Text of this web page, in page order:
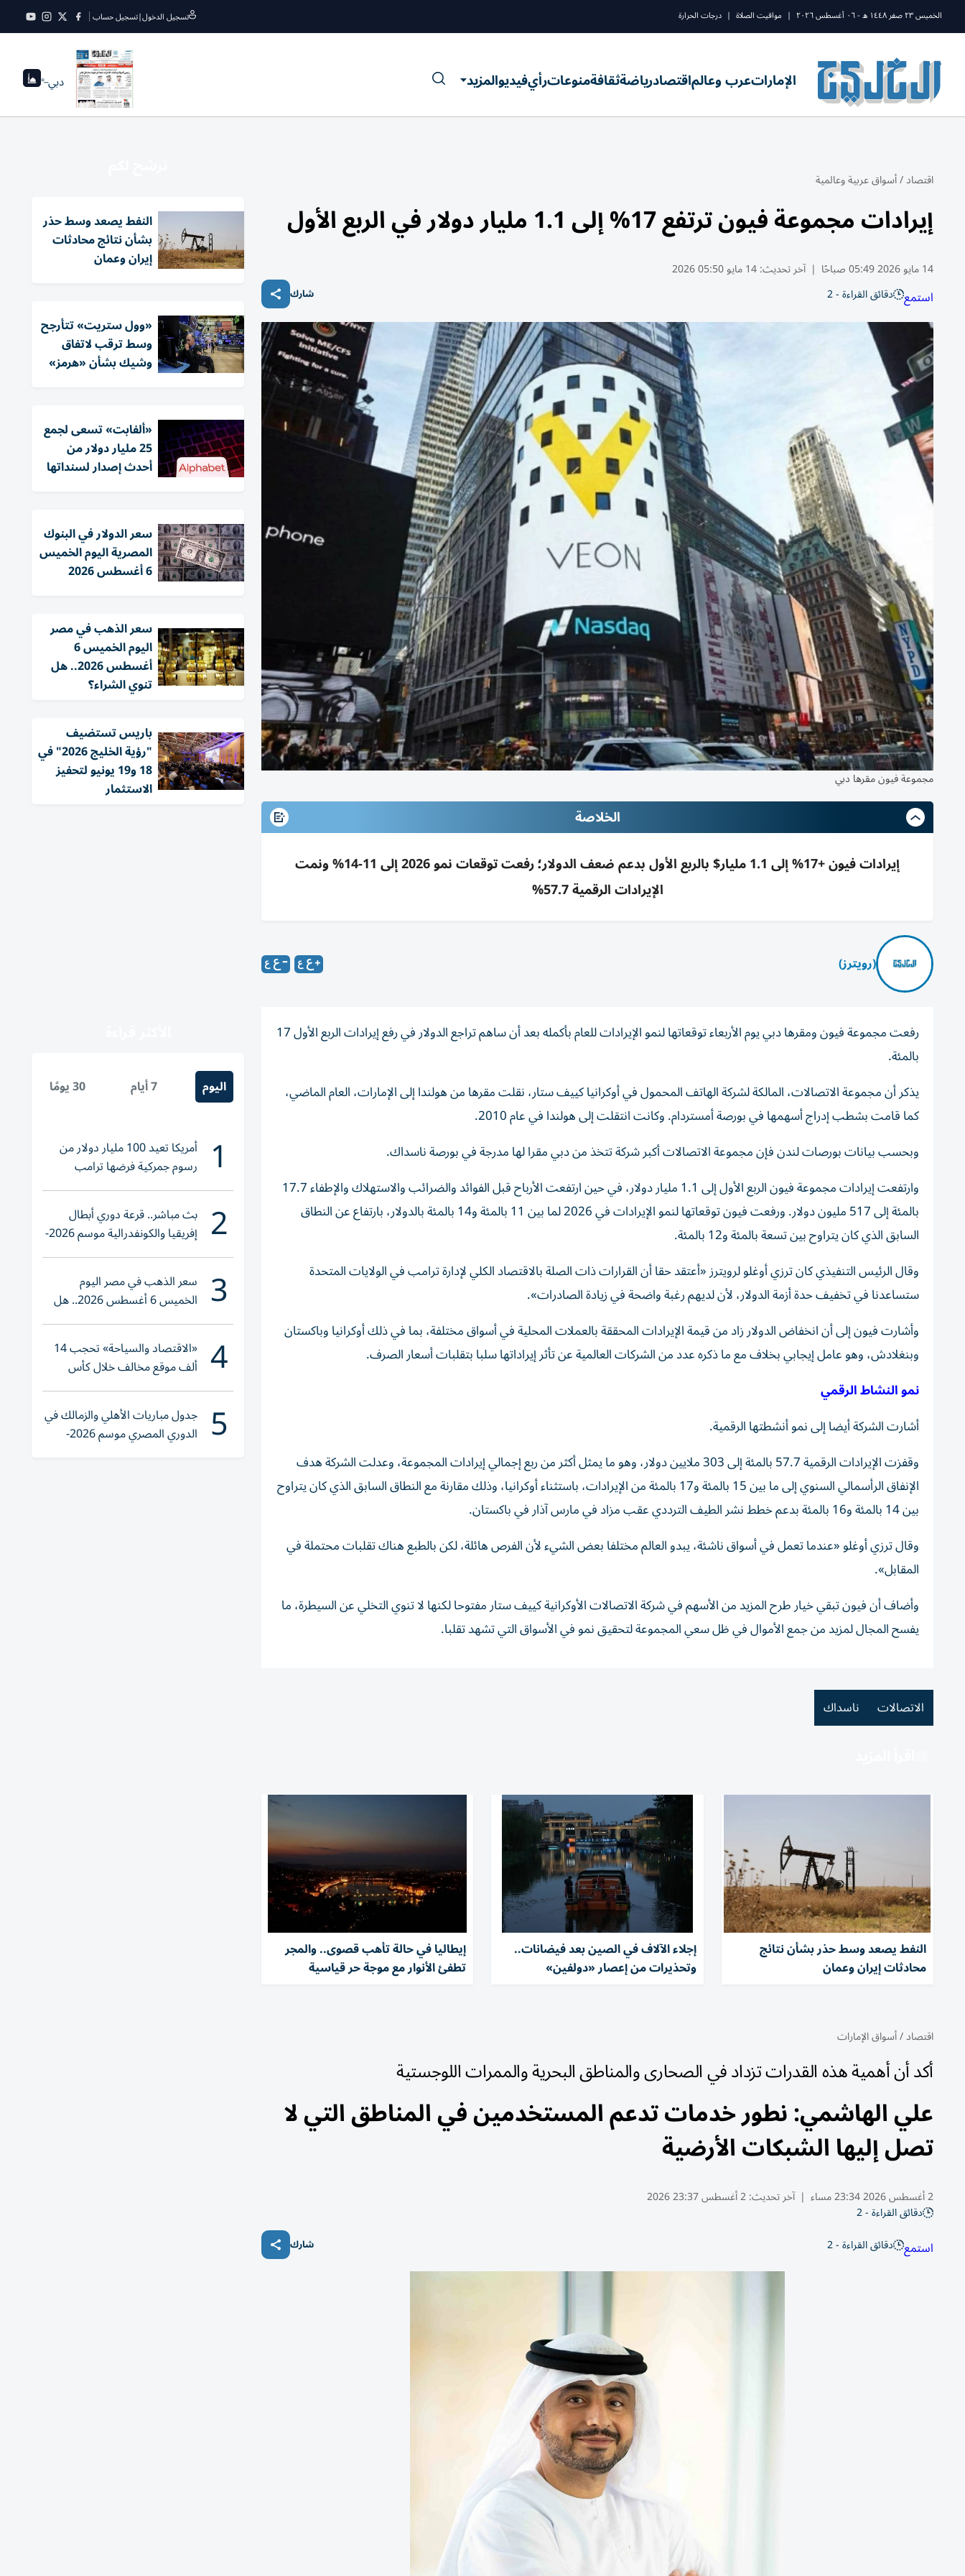
الخميس ٢٣ صفر ١٤٤٨ ه - ٠٦ أغسطس ٢٠٢٦ | مواقيت الصلاة | درجات الحرارة تسجيل الدخول|تسجيل حساب
الإماراتعرب وعالماقتصادرياضةثقافةمنوعاترأيفيديوالمزيد دبي--°
اقتصاد/أسواق عربية وعالمية
إيرادات مجموعة فيون ترتفع 17% إلى ⁠1.1 مليار دولار في الربع ​الأول
14 مايو 2026 05:49 صباحًا | آخر تحديث:14 مايو 05:50 2026
استمع دقائق القراءة - 2 شارك
مجموعة فيون مقرها دبي
الخلاصة
إيرادات فيون +17% إلى 1.1 مليار$ بالربع الأول بدعم ضعف الدولار؛ رفعت توقعات نمو 2026 إلى 11-14% ونمت
الإيرادات الرقمية 57.7%
(رويترز)
رفعت مجموعة فيون ومقرها دبي يوم الأربعاء توقعاتها لنمو الإيرادات للعام بأكمله بعد أن ساهم تراجع ‌الدولار في رفع إيرادات الربع الأول 17
بالمئة.
يذكر أن مجموعة الاتصالات، المالكة لشركة الهاتف المحمول في أوكرانيا كييف ستار، نقلت مقرها من هولندا إلى الإمارات، العام الماضي،
كما قامت بشطب إدراج أسهمها في بورصة أمستردام. وكانت انتقلت إلى هولندا في عام 2010.
وبحسب بيانات بورصات لندن فإن مجموعة الاتصالات أكبر شركة تتخذ من دبي مقرا لها مدرجة في بورصة ناسداك.
وارتفعت إيرادات مجموعة فيون الربع ​الأول إلى ⁠1.1 مليار دولار، في حين ارتفعت الأرباح قبل ‌الفوائد والضرائب والاستهلاك والإطفاء ‌17.7
بالمئة إلى 517 مليون دولار. ورفعت فيون توقعاتها لنمو الإيرادات في 2026 لما بين 11 بالمئة و14 بالمئة بالدولار، بارتفاع ‌عن النطاق
السابق الذي كان يتراوح بين تسعة بالمئة و12 بالمئة.
وقال الرئيس ⁠التنفيذي كان ترزي أوغلو لرويترز «أعتقد حقا أن القرارات ذات الصلة بالاقتصاد الكلي لإدارة ترامب في الولايات المتحدة
ستساعدنا في تخفيف حدة أزمة الدولار، لأن لديهم رغبة واضحة في زيادة الصادرات».
وأشارت فيون إلى أن انخفاض الدولار زاد من قيمة الإيرادات المحققة بالعملات المحلية في ​أسواق مختلفة، بما في ذلك أوكرانيا وباكستان
وبنغلادش، وهو عامل ‌إيجابي بخلاف مع ما ذكره عدد من الشركات العالمية عن تأثر إيراداتها سلبا بتقلبات أسعار الصرف.
نمو النشاط الرقمي
أشارت الشركة أيضا ⁠إلى نمو أنشطتها الرقمية.
وقفزت الإيرادات الرقمية 57.7 بالمئة إلى 303 ملايين دولار، وهو ما يمثل أكثر من ربع إجمالي إيرادات المجموعة، وعدلت ​الشركة هدف
الإنفاق ‌الرأسمالي السنوي إلى ما بين 15 بالمئة و17 بالمئة ‌من الإيرادات، باستثناء أوكرانيا، وذلك مقارنة مع النطاق السابق الذي كان يتراوح
بين 14 بالمئة و16 بالمئة بدعم خطط نشر الطيف الترددي عقب مزاد ‌في مارس آذار ‌في باكستان.
وقال ترزي أوغلو «عندما تعمل ⁠في أسواق ناشئة، يبدو العالم مختلفا بعض الشيء لأن ‌الفرص هائلة، لكن بالطبع هناك تقلبات محتملة في
المقابل».
وأضاف أن فيون تبقي خيار طرح المزيد من الأسهم ⁠في شركة الاتصالات الأوكرانية كييف ستار مفتوحا لكنها لا تنوي ​التخلي عن السيطرة، ما
يفسح المجال لمزيد من جمع الأموال في ظل سعي المجموعة لتحقيق نمو في الأسواق التي تشهد ⁠تقلبا.
الاتصالات ناسداك
النفط يصعد وسط حذر بشأن نتائج
محادثات إيران وعمان
إجلاء الآلاف في الصين بعد فيضانات..
وتحذيرات من إعصار «دولفين»
إيطاليا في حالة تأهب قصوى.. والمجر
تطفئ الأنوار مع موجة حر قياسية
اقتصاد/أسواق الإمارات
أكد أن أهمية هذه القدرات تزداد في الصحارى والمناطق البحرية والممرات اللوجستية
علي الهاشمي: نطور خدمات تدعم المستخدمين في المناطق التي لا
تصل إليها الشبكات الأرضية
2 أغسطس 2026 23:34 مساء | آخر تحديث:2 أغسطس 23:37 2026
دقائق القراءة - 2
استمع دقائق القراءة - 2 شارك
النفط يصعد وسط حذر
بشأن نتائج محادثات
إيران وعمان
«وول ستريت» تتأرجح
وسط ترقب لاتفاق
وشيك بشأن «هرمز»
«ألفابت» تسعى لجمع
25 مليار دولار من
أحدث إصدار لسنداتها
سعر الدولار في البنوك
المصرية اليوم الخميس
6 أغسطس 2026
سعر الذهب في مصر
اليوم الخميس 6
أغسطس 2026.. هل
تنوي الشراء؟
باريس تستضيف
"رؤية الخليج 2026" في
18 و19 يونيو لتحفيز
الاستثمار
اليوم 7 أيام 30 يومًا
1 أمريكا تعيد 100 مليار دولار من
رسوم جمركية فرضها ترامب
2 بث مباشر.. قرعة دوري أبطال
إفريقيا والكونفدرالية موسم 2026-
2027
3 سعر الذهب في مصر اليوم
الخميس 6 أغسطس 2026.. هل
تنوي الشراء؟
4 «الاقتصاد والسياحة» تحجب 14
ألف موقع مخالف خلال كأس
العالم 2026
5 جدول مباريات الأهلي والزمالك في
الدوري المصري موسم 2026-